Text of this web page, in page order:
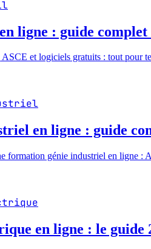
ligne : guide complet
et logiciels gratuits : tout pour
en ligne : guide
formation génie industriel en ligne
en ligne : le guide